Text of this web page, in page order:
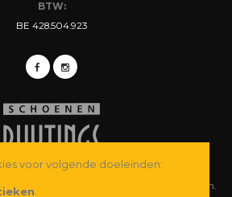
BTW:
BE 428.504.923
Ruytings BVBA. Alle rechten voorbehouden.
voor volgende doeleinden: